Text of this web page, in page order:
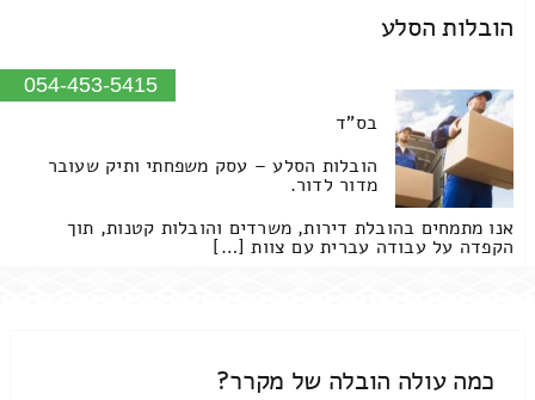
הובלות הסלע
054-453-5415
בס"ד
הובלות הסלע – עסק משפחתי ותיק שעובר
מדור לדור.
אנו מתמחים בהובלת דירות, משרדים והובלות קטנות, תוך
הקפדה על עבודה עברית עם צוות […]
כמה עולה הובלה של מקרר?